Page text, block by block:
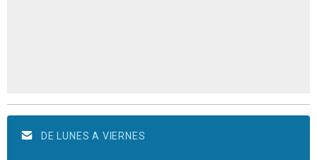
DE LUNES A VIERNES